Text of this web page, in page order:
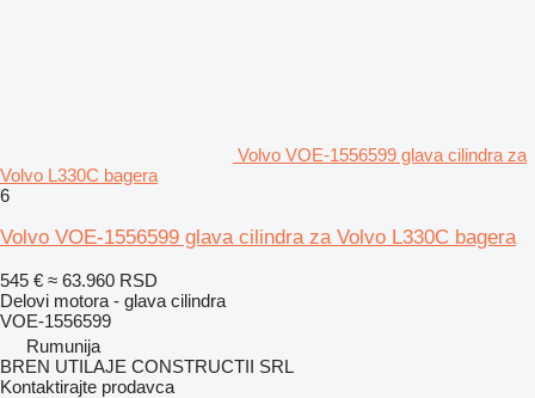
Volvo VOE-1556599 glava cilindra za
Volvo L330C bagera
6
Volvo VOE-1556599 glava cilindra za Volvo L330C bagera
545 € ≈ 63.960 RSD
Delovi motora - glava cilindra
VOE-1556599
Rumunija
BREN UTILAJE CONSTRUCTII SRL
Kontaktirajte prodavca